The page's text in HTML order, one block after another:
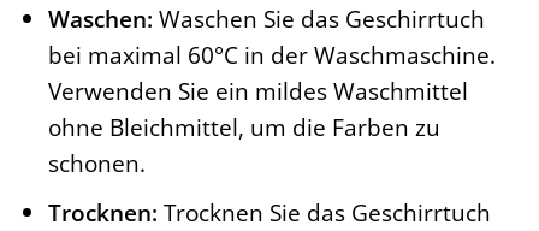
Waschen: Waschen Sie das Geschirrtuch
bei maximal 60°C in der Waschmaschine.
Verwenden Sie ein mildes Waschmittel
ohne Bleichmittel, um die Farben zu
schonen.
Trocknen: Trocknen Sie das Geschirrtuch